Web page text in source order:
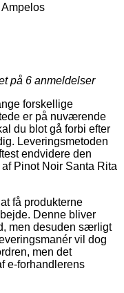
på 6 anmeldelser
forskellige
er på nuværende
du blot gå forbi efter
Leveringsmetoden
endvidere den
Pinot Noir Santa Rita
få produkterne
Denne bliver
men desuden særligt
vil dog
men det
e-forhandlerens